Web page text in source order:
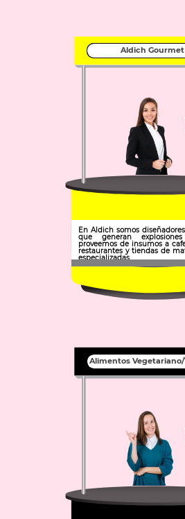
Aldich Gourmet
En Aldich somos
que generan
proveemos de insumos a
restaurantes y tiendas de
especializadas.
Alimentos